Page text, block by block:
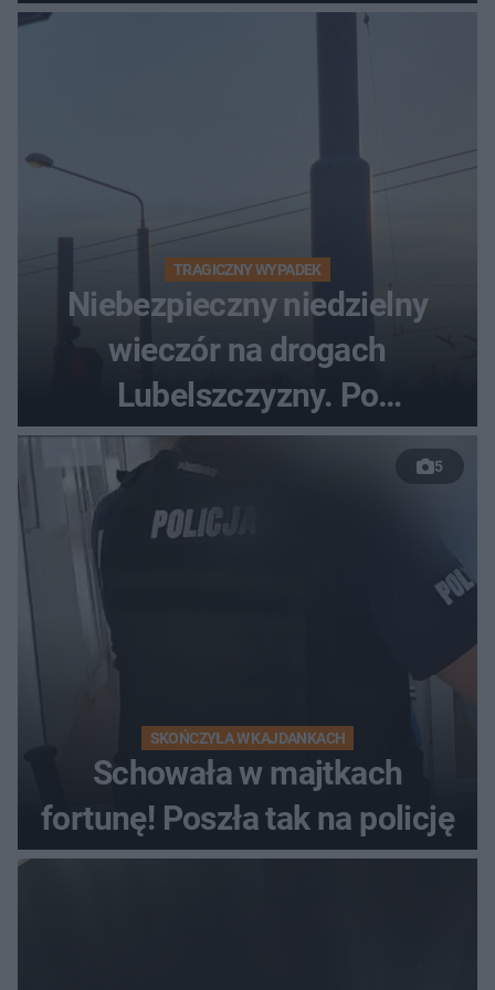
turyści!
TRAGICZNY WYPADEK
Niebezpieczny niedzielny
wieczór na drogach
Lubelszczyzny. Po
nieudanym manewrze
wyprzedzania zginął
kierowca auta
5
SKOŃCZYŁA W KAJDANKACH
Schowała w majtkach
fortunę! Poszła tak na policję